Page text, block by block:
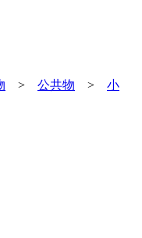
> 公共物 >
小